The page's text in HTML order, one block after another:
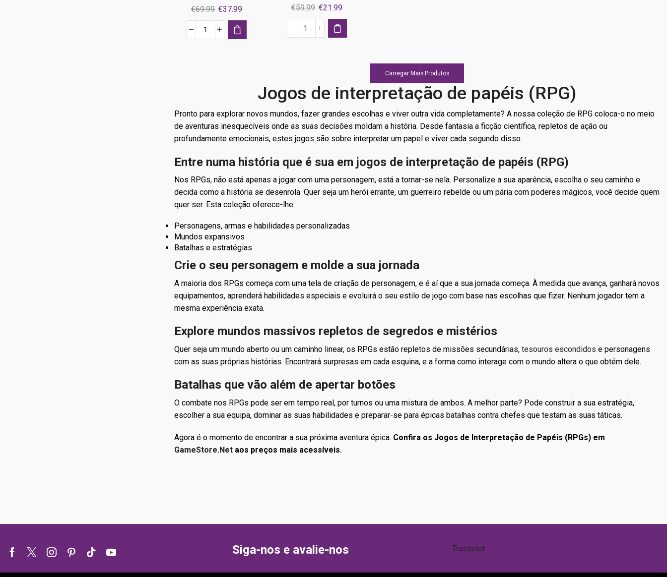
€69.99 O
preço
original
€37.99
preço
Quantidade
€59.99 O
preço
original
€21.99O
preço
Quantidade
Dawn
Carregar Mais Produtos
Jogos de interpretação de papéis (RPG)
Pronto para explorar novos mundos, fazer grandes escolhas e viver outra vida completamente? A nossa coleção de RPG coloca-o no meio
de aventuras inesquecíveis onde as suas decisões moldam a história. Desde fantasia a ficção científica, repletos de ação ou
profundamente emocionais, estes jogos são sobre interpretar um papel e viver cada segundo disso.
Entre numa história que é sua em jogos de interpretação de papéis (RPG)
Nos RPGs, não está apenas a jogar com uma personagem, está a tornar-se nela. Personalize a sua aparência, escolha o seu caminho e
decida como a história se desenrola. Quer seja um herói errante, um guerreiro rebelde ou um pária com poderes mágicos, você decide quem
quer ser. Esta coleção oferece-lhe:
Personagens, armas e habilidades personalizadas
Mundos expansivos
Batalhas e estratégias
Crie o seu personagem e molde a sua jornada
A maioria dos RPGs começa com uma tela de criação de personagem, e é aí que a sua jornada começa. À medida que avança, ganhará novos
equipamentos, aprenderá habilidades especiais e evoluirá o seu estilo de jogo com base nas escolhas que fizer. Nenhum jogador tem a
mesma experiência exata.
Explore mundos massivos repletos de segredos e mistérios
Quer seja um mundo aberto ou um caminho linear, os RPGs estão repletos de missões secundárias, tesouros escondidos e personagens
com as suas próprias histórias. Encontrará surpresas em cada esquina, e a forma como interage com o mundo altera o que obtém dele.
Batalhas que vão além de apertar botões
O combate nos RPGs pode ser em tempo real, por turnos ou uma mistura de ambos. A melhor parte? Pode construir a sua estratégia,
escolher a sua equipa, dominar as suas habilidades e preparar-se para épicas batalhas contra chefes que testam as suas táticas.
Agora é o momento de encontrar a sua próxima aventura épica. Confira os Jogos de Interpretação de Papéis (RPGs) em
GameStore.Net aos preços mais acessíveis.
Facebook
TwitterInstagram
Pinterest
Tik- Youtube
Siga-nos e avalie-nos Trustpilot